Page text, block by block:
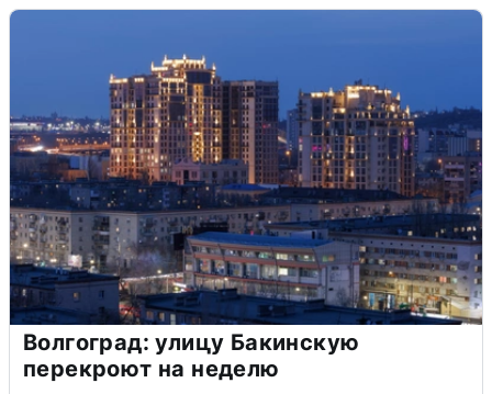
Волгоград: улицу Бакинскую
перекроют на неделю